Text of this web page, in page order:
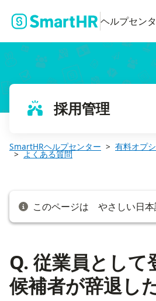
ヘルプセン
採用管理
SmartHRヘルプセンター 有料オプ
よくある質問
このページは やさしい日
Q. 従業員として
候補者が辞退し